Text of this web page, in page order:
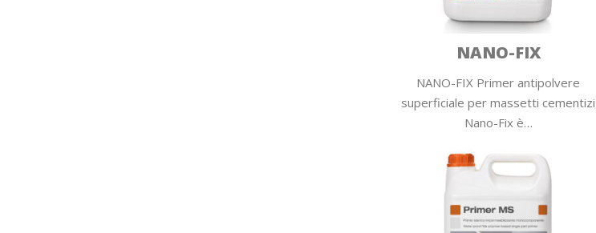
NANO-FIX
NANO-FIX Primer antipolvere
superficiale per massetti cementizi
Nano-Fix è…